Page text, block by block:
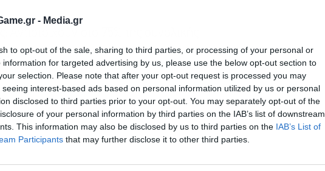
- Media.gr
to opt-out of the sale, sharing to third parties, or processing of your personal or
information for targeted advertising by us, please use the below opt-out section to
selection. Please note that after your opt-out request is processed you may
seeing interest-based ads based on personal information utilized by us or personal
disclosed to third parties prior to your opt-out. You may separately opt-out of the
of your personal information by third parties on the IAB’s list of downstream
This information may also be disclosed by us to third parties on the IAB’s List of
Participants that may further disclose it to other third parties.